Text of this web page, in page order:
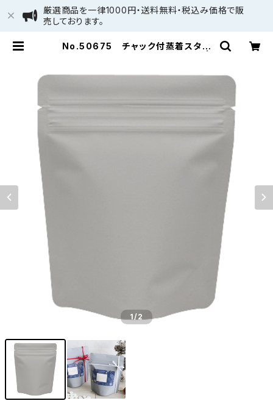
厳選商品を一律1000円・送料無料・税込み価格で販
売しております。
No.50675 チャック付蒸着スタン
(株)清和：旧パッケージ通販 - 少量・
1/2